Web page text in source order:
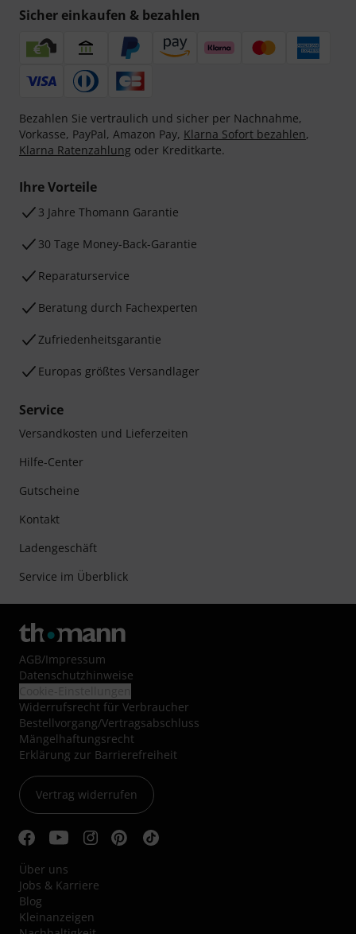
Sicher einkaufen & bezahlen
Bezahlen Sie vertraulich und sicher per Nachnahme,
Vorkasse, PayPal, Amazon Pay, Klarna Sofort bezahlen,
Klarna Ratenzahlung oder Kreditkarte.
Ihre Vorteile
3 Jahre Thomann Garantie
30 Tage Money-Back-Garantie
Reparaturservice
Beratung durch Fachexperten
Zufriedenheitsgarantie
Europas größtes Versandlager
Service
Versandkosten und Lieferzeiten
Hilfe-Center
Gutscheine
Kontakt
Ladengeschäft
Service im Überblick
AGB/Impressum
Datenschutzhinweise
Widerrufsrecht für Verbraucher
Bestellvorgang/Vertragsabschluss
Mängelhaftungsrecht
Erklärung zur Barrierefreiheit
Vertrag widerrufen
Über uns
Jobs & Karriere
Blog
Kleinanzeigen